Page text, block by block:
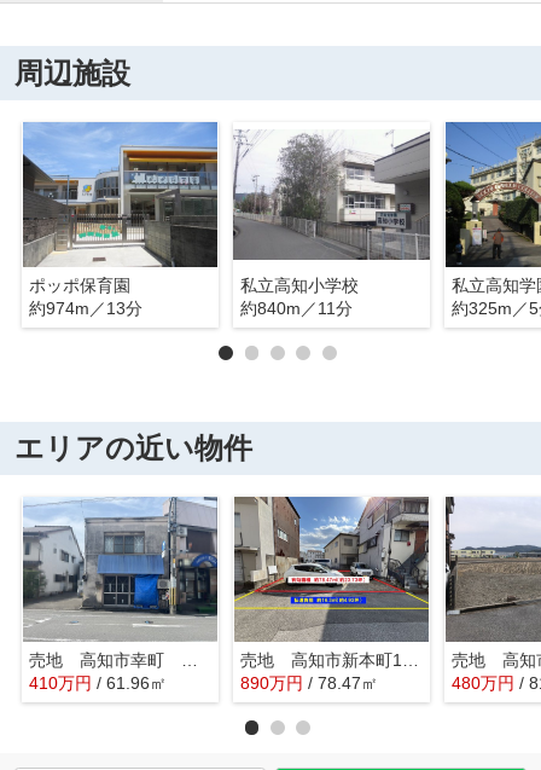
周辺施設
ポッポ保育園
約974m／13分
私立高知小学校
約840m／11分
私立高知学
約325m／
エリアの近い物件
売地 高知市幸町 ＠21.87万
410万円 / 61.96㎡
売地 高知市新本町1丁目 ＠37.5
890万円 / 78.47㎡ 480万円 /